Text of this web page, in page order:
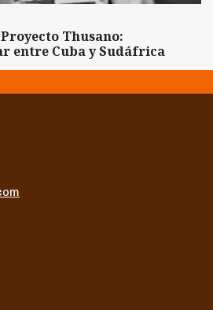
Thusano:
entre Cuba y Sudáfrica